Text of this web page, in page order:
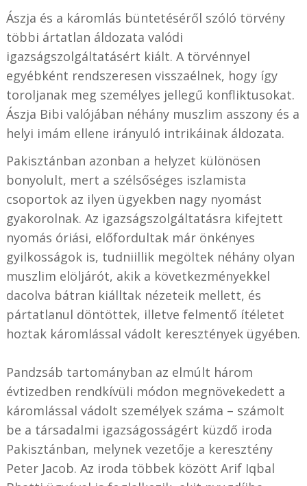
Ászja és a káromlás büntetéséről szóló törvény
többi ártatlan áldozata valódi
igazságszolgáltatásért kiált. A törvénnyel
egyébként rendszeresen visszaélnek, hogy így
toroljanak meg személyes jellegű konfliktusokat.
Ászja Bibi valójában néhány muszlim asszony és a
helyi imám ellene irányuló intrikáinak áldozata.
Pakisztánban azonban a helyzet különösen
bonyolult, mert a szélsőséges iszlamista
csoportok az ilyen ügyekben nagy nyomást
gyakorolnak. Az igazságszolgáltatásra kifejtett
nyomás óriási, előfordultak már önkényes
gyilkosságok is, tudniillik megöltek néhány olyan
muszlim elöljárót, akik a következményekkel
dacolva bátran kiálltak nézeteik mellett, és
pártatlanul döntöttek, illetve felmentő ítéletet
hoztak káromlással vádolt keresztények ügyében.
Pandzsáb tartományban az elmúlt három
évtizedben rendkívüli módon megnövekedett a
káromlással vádolt személyek száma – számolt
be a társadalmi igazságosságért küzdő iroda
Pakisztánban, melynek vezetője a keresztény
Peter Jacob. Az iroda többek között Arif Iqbal